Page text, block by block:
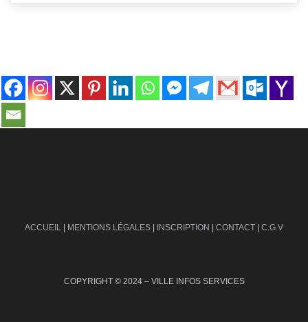
ACCUEIL | MENTIONS LÉGALES | INSCRIPTION | CONTACT | C.G.V
COPYRIGHT © 2024 – VILLE INFOS SERVICES